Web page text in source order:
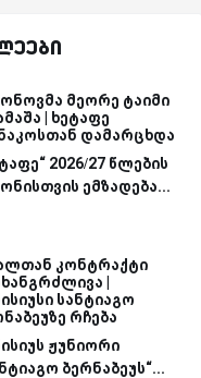
მეორე ტაიმი
| ხეტაფე
დამარცხდა
2026/27 წლების
ემზადება...
კონტრაქტი
|
სანტიაგო
რჩება
ჟუნიორი
ბერნაბეუს“...